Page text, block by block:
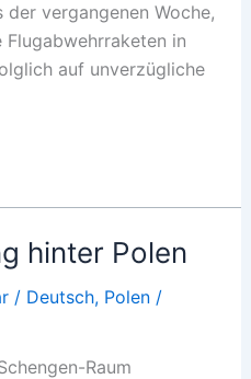
vergangenen Woche,
in
auf unverzügliche
hinter Polen
/ Deutsch, Polen/
Raum